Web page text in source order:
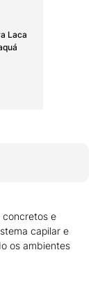
Laca
concretos e
capilar e
os ambientes